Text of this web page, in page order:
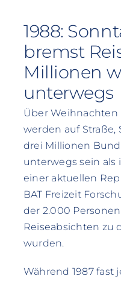
1988:
bremst
Millionen
unterwegs
Über Weihnachten
werden auf Straße,
drei Millionen
unterwegs sein als
einer aktuellen
BAT Freizeit
der 2.000
Reiseabsichten zu
wurden.
Während 1987 fast